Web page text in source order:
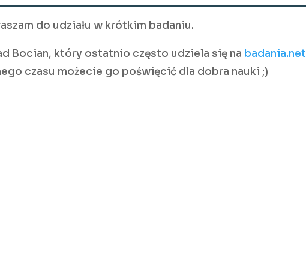
do udziału w krótkim badaniu.
Bocian, który ostatnio często udziela się na badania.net
czasu możecie go poświęcić dla dobra nauki ;)